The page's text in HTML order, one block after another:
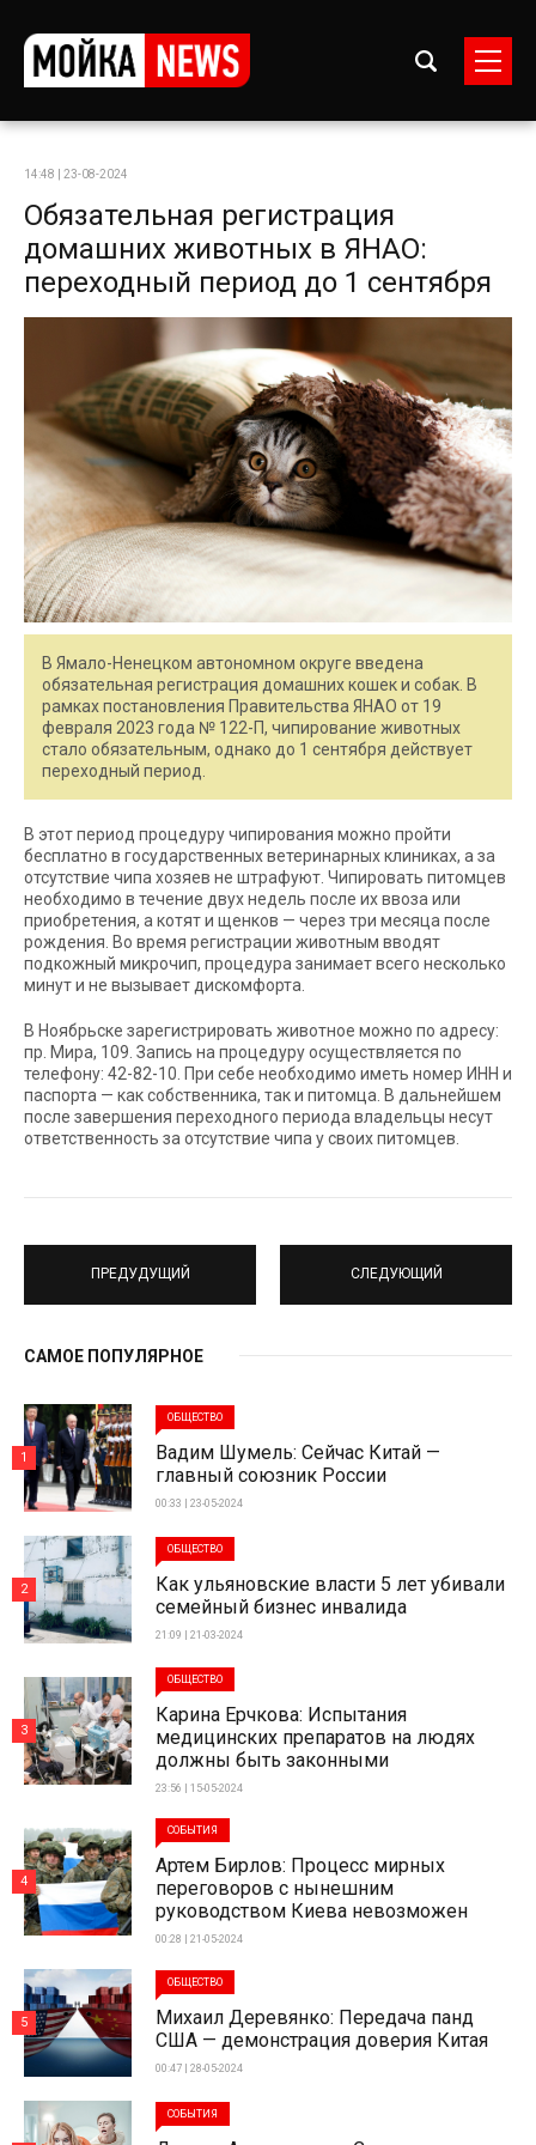
14:48 | 23-08-2024
Обязательная регистрация
домашних животных в ЯНАО:
переходный период до 1 сентября
В Ямало-Ненецком автономном округе введена
обязательная регистрация домашних кошек и собак. В
рамках постановления Правительства ЯНАО от 19
февраля 2023 года № 122-П, чипирование животных
стало обязательным, однако до 1 сентября действует
переходный период.
В этот период процедуру чипирования можно пройти
бесплатно в государственных ветеринарных клиниках, а за
отсутствие чипа хозяев не штрафуют. Чипировать питомцев
необходимо в течение двух недель после их ввоза или
приобретения, а котят и щенков — через три месяца после
рождения. Во время регистрации животным вводят
подкожный микрочип, процедура занимает всего несколько
минут и не вызывает дискомфорта.
В Ноябрьске зарегистрировать животное можно по адресу:
пр. Мира, 109. Запись на процедуру осуществляется по
телефону: 42-82-10. При себе необходимо иметь номер ИНН и
паспорта — как собственника, так и питомца. В дальнейшем
после завершения переходного периода владельцы несут
ответственность за отсутствие чипа у своих питомцев.
ПРЕДУДУЩИЙ СЛЕДУЮЩИЙ
САМОЕ ПОПУЛЯРНОЕ
ОБЩЕСТВО
Вадим Шумель: Сейчас Китай —
главный союзник России
00:33 | 23-05-2024
1
ОБЩЕСТВО
Как ульяновские власти 5 лет убивали
семейный бизнес инвалида
21:09 | 21-03-2024
2
ОБЩЕСТВО
Карина Ерчкова: Испытания
медицинских препаратов на людях
должны быть законными
23:56 | 15-05-2024
3
СОБЫТИЯ
Артем Бирлов: Процесс мирных
переговоров с нынешним
руководством Киева невозможен
00:28 | 21-05-2024
4
ОБЩЕСТВО
Михаил Деревянко: Передача панд
США — демонстрация доверия Китая
00:47 | 28-05-2024
5
СОБЫТИЯ